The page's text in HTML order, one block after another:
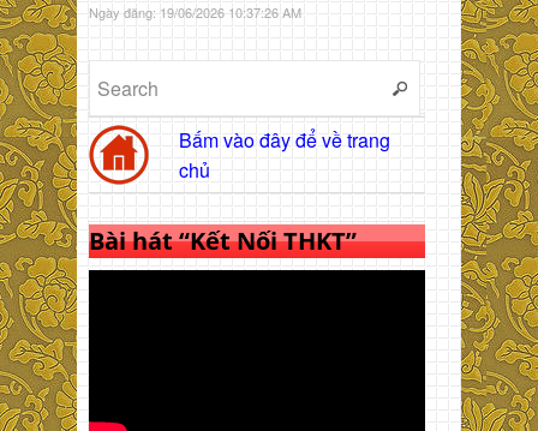
Ngày đăng: 19/06/2026 10:37:26 AM
Bấm vào đây để về trang
chủ
Bài hát “Kết Nối THKT”